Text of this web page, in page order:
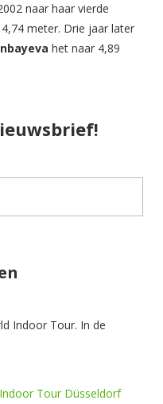
naar haar vierde
meter. Drie jaar later
het naar 4,89
Indoor Tour. In de
Tour Düsseldorf